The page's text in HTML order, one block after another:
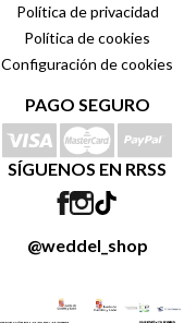
Política de privacidad
Política de cookies
Configuración de cookies
PAGO SEGURO
SÍGUENOS EN RRSS
@weddel_shop